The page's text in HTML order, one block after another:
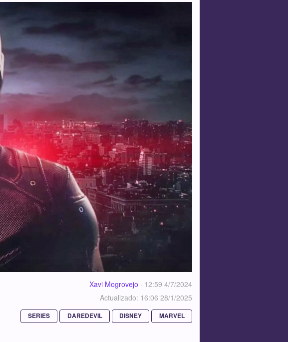
Xavi Mogrovejo · 12:59 4/7/2024
Actualizado: 16:06 28/1/2025
SERIES DAREDEVIL DISNEY MARVEL